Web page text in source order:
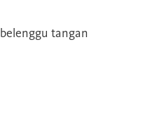
belenggu tangan